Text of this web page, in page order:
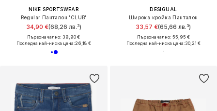
NIKE SPORTSWEAR
Regular Панталон 'CLUB'
34,90 €(68,26 лв.³)
Първоначално: 39,90 €
Последна най-ниска цена:26,18 €
DESIGUAL
Широка кройка Панталон
33,57 €(65,66 лв.³)
Първоначално: 55,95 €
Последна най-ниска цена:30,21 €